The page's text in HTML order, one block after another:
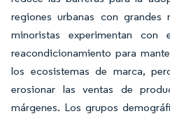
regiones urbanas con grandes
minoristas experimentan con
reacondicionamiento para
los ecosistemas de marca,
erosionar las ventas de
márgenes. Los grupos